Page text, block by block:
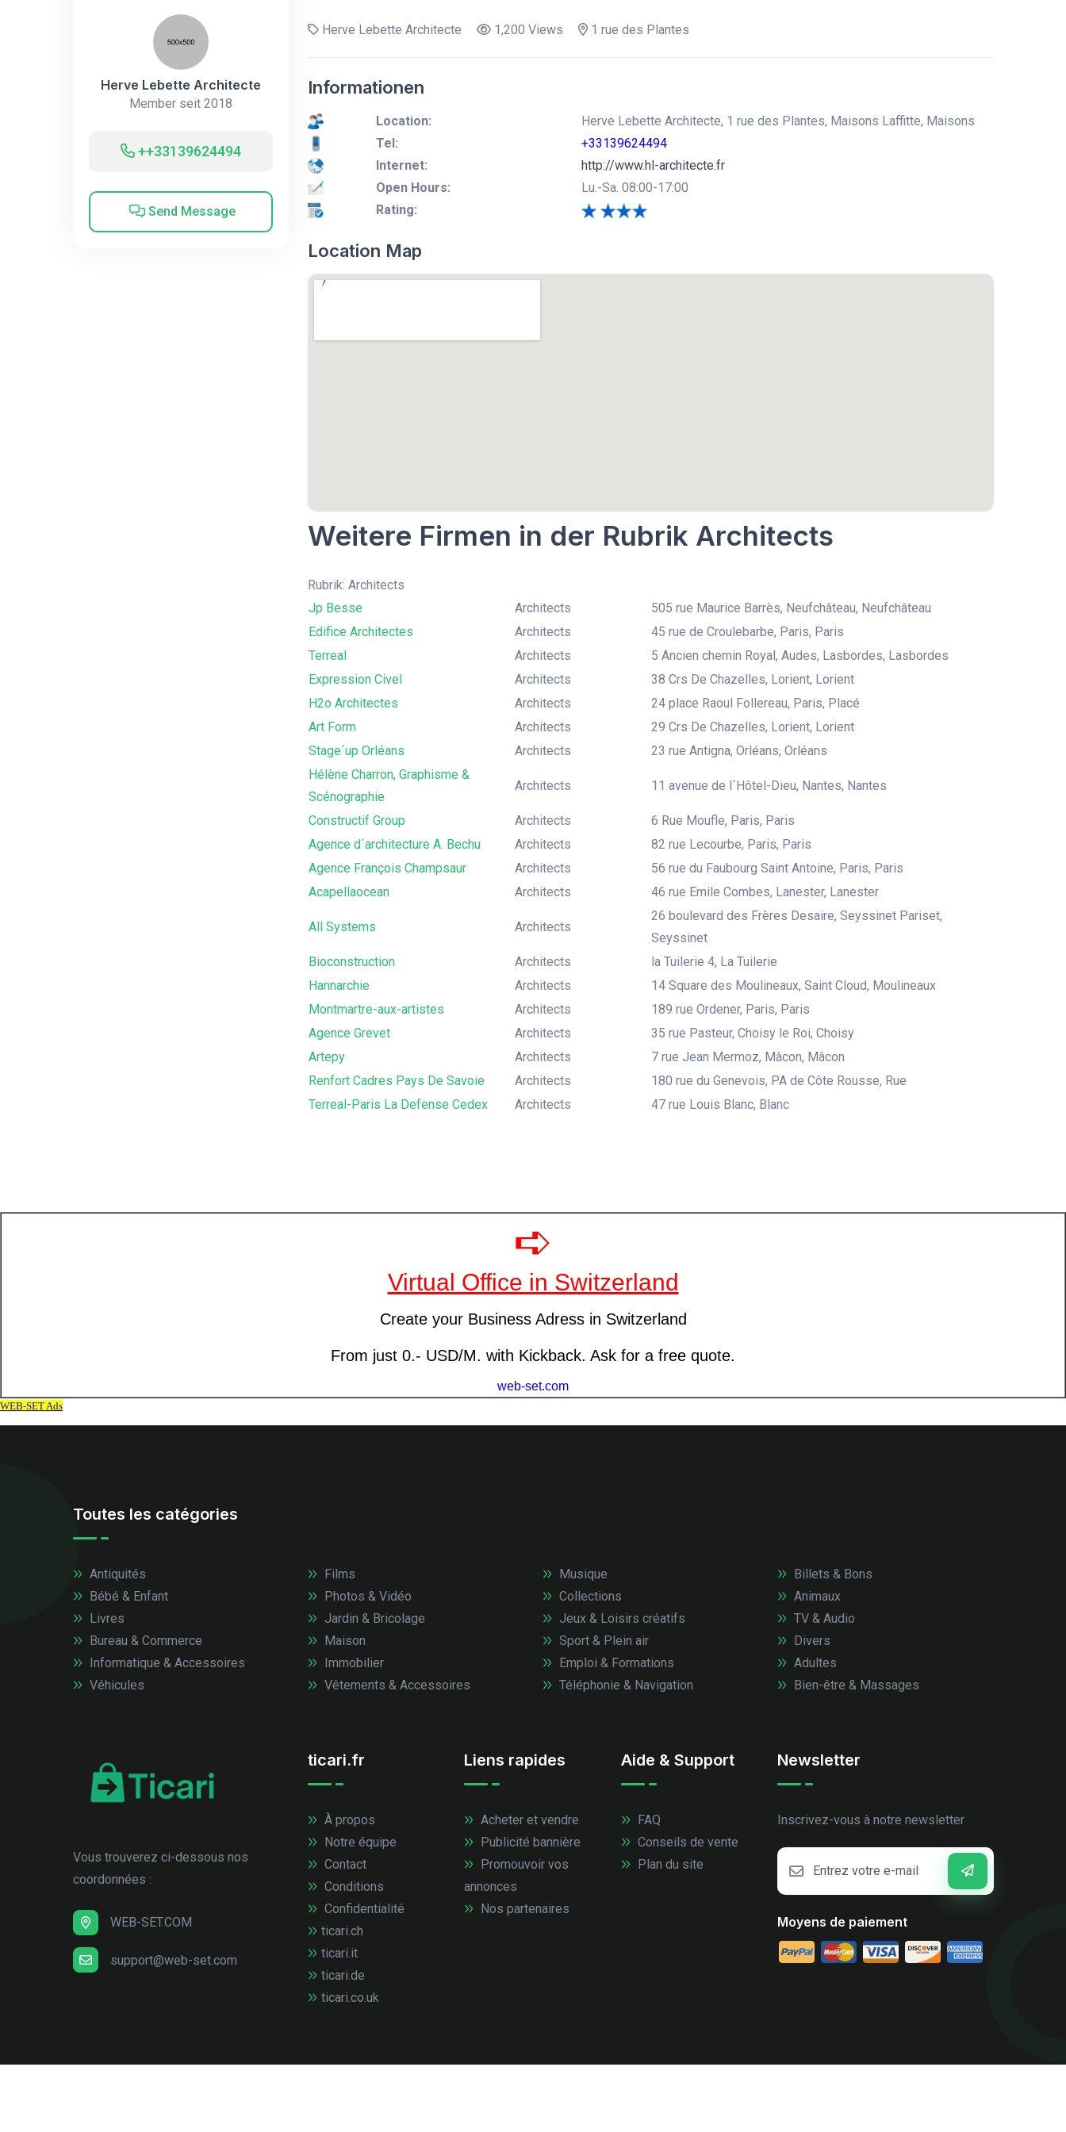
Herve Lebette Architecte
Member seit 2018
++33139624494
Send Message
Herve Lebette Architecte 1,200 Views 1 rue des Plantes
Informationen
Location:
Herve Lebette Architecte, 1 rue des Plantes, Maisons Laffitte, Maisons
Tel:
+33139624494
Internet:
http://www.hl-architecte.fr
Open Hours:
Lu.-Sa. 08:00-17:00
Rating:
Location Map
Weitere Firmen in der Rubrik Architects
Rubrik: Architects
Jp Besse
Architects
505 rue Maurice Barrès, Neufchâteau, Neufchâteau
Edifice Architectes
Architects
45 rue de Croulebarbe, Paris, Paris
Terreal
Architects
5 Ancien chemin Royal, Audes, Lasbordes, Lasbordes
Expression Civel
Architects
38 Crs De Chazelles, Lorient, Lorient
H2o Architectes
Architects
24 place Raoul Follereau, Paris, Placé
Art Form
Architects
29 Crs De Chazelles, Lorient, Lorient
Stage´up Orléans
Architects
23 rue Antigna, Orléans, Orléans
Hélène Charron, Graphisme &
Scénographie
Architects 11 avenue de l´Hôtel-Dieu, Nantes, Nantes
Constructif Group Architects
6 Rue Moufle, Paris, Paris
Agence d´architecture A. Bechu
Architects
82 rue Lecourbe, Paris, Paris
Agence François Champsaur
Architects
56 rue du Faubourg Saint Antoine, Paris, Paris
Acapellaocean
Architects 46 rue Emile Combes, Lanester, Lanester
All Systems Architects
26 boulevard des Frères Desaire, Seyssinet Pariset,
Seyssinet
Bioconstruction
Architects
la Tuilerie 4, La Tuilerie
Hannarchie
Architects
14 Square des Moulineaux, Saint Cloud, Moulineaux
Montmartre-aux-artistes
Architects
189 rue Ordener, Paris, Paris
Agence Grevet
Architects
35 rue Pasteur, Choisy le Roi, Choisy
Artepy
Architects
7 rue Jean Mermoz, Mâcon, Mâcon
Renfort Cadres Pays De Savoie
Architects
180 rue du Genevois, PA de Côte Rousse, Rue
Terreal-Paris La Defense Cedex
Architects 47 rue Louis Blanc, Blanc
Toutes les catégories
Antiquités
Bébé & Enfant
Livres
Bureau & Commerce
Informatique & Accessoires
Véhicules
Films
Photos & Vidéo
Jardin & Bricolage
Maison
Immobilier
Vêtements & Accessoires
Musique
Collections
Jeux & Loisirs créatifs
Sport & Plein air
Emploi & Formations
Téléphonie & Navigation
Billets & Bons
Animaux
TV & Audio
Divers
Adultes
Bien-être & Massages
Vous trouverez ci-dessous nos
coordonnées :
WEB-SET.COM
support@web-set.com
ticari.fr
À propos
Notre équipe
Contact
Conditions
Confidentialité
ticari.ch
ticari.it
ticari.de
ticari.co.uk
Liens rapides
Acheter et vendre
Publicité bannière
Promouvoir vos
annonces
Nos partenaires
Aide & Support
FAQ
Conseils de vente
Plan du site
Newsletter
Inscrivez-vous à notre newsletter
Moyens de paiement